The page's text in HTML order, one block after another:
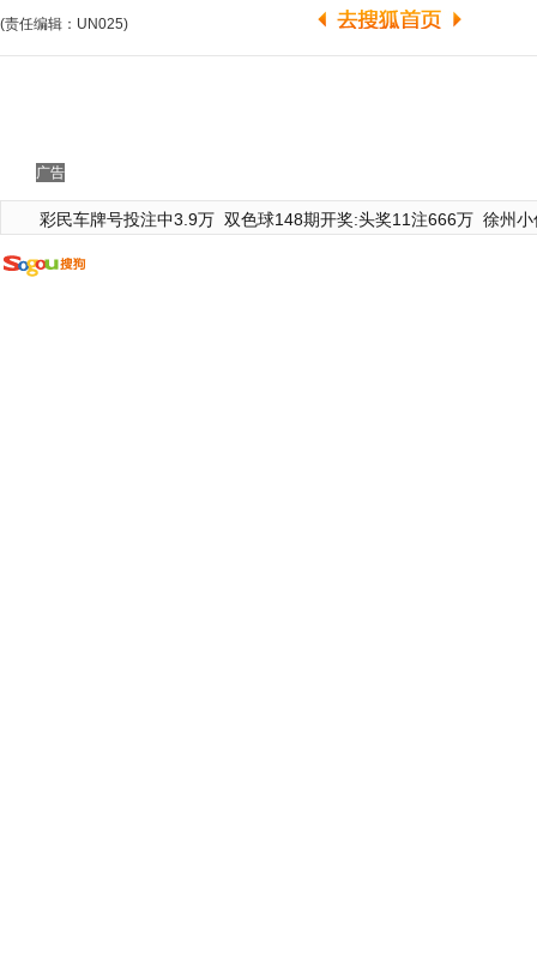
(责任编辑：UN025)
广告
彩民车牌号投注中3.9万 双色球148期开奖:头奖11注666万 徐州